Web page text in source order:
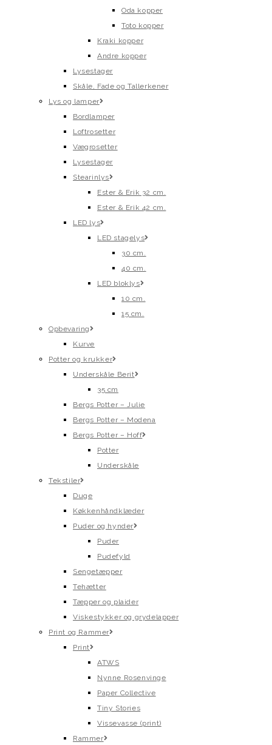
Oda kopper
Toto kopper
Kraki kopper
Andre kopper
Lysestager
Skåle, Fade og Tallerkener
Lys og lamper
Bordlamper
Loftrosetter
Vægrosetter
Lysestager
Stearinlys
Ester & Erik 32 cm.
Ester & Erik 42 cm.
LED lys
LED stagelys
30 cm.
40 cm.
LED bloklys
10 cm.
15 cm.
Opbevaring
Kurve
Potter og krukker
Underskåle Berit
35 cm
Bergs Potter – Julie
Bergs Potter – Modena
Bergs Potter – Hoff
Potter
Underskåle
Tekstiler
Duge
Køkkenhåndklæder
Puder og hynder
Puder
Pudefyld
Sengetæpper
Tehætter
Tæpper og plaider
Viskestykker og grydelapper
Print og Rammer
Print
ATWS
Nynne Rosenvinge
Paper Collective
Tiny Stories
Vissevasse (print)
Rammer